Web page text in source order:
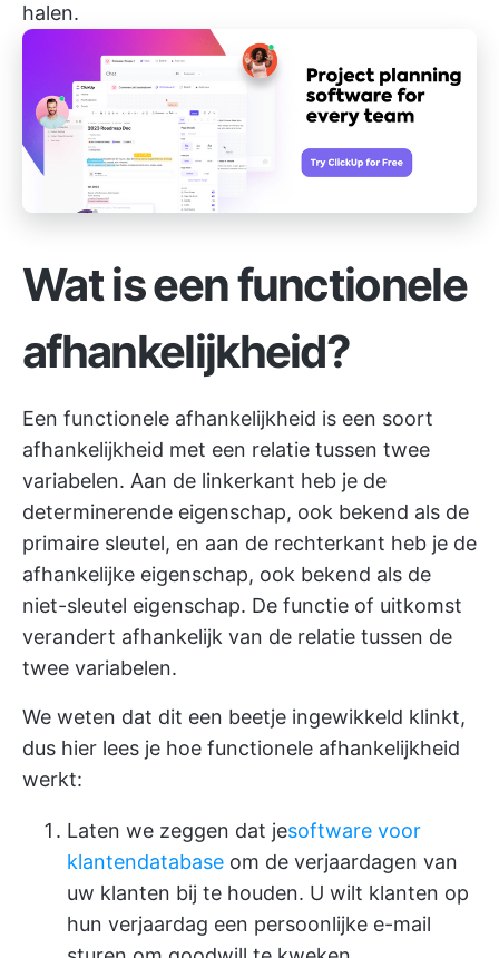
halen.
Wat is een functionele
afhankelijkheid?
Een functionele afhankelijkheid is een soort
afhankelijkheid met een relatie tussen twee
variabelen. Aan de linkerkant heb je de
determinerende eigenschap, ook bekend als de
primaire sleutel, en aan de rechterkant heb je de
afhankelijke eigenschap, ook bekend als de
niet-sleutel eigenschap. De functie of uitkomst
verandert afhankelijk van de relatie tussen de
twee variabelen.
We weten dat dit een beetje ingewikkeld klinkt,
dus hier lees je hoe functionele afhankelijkheid
werkt:
Laten we zeggen dat jesoftware voor
klantendatabase om de verjaardagen van
uw klanten bij te houden. U wilt klanten op
hun verjaardag een persoonlijke e-mail